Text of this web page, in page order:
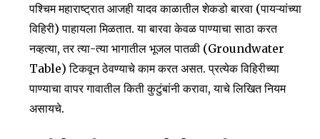
पश्चिम महाराष्ट्रात आजही यादव काळातील शेकडो बारवा (पायऱ्यांच्या
विहिरी) पाहायला मिळतात. या बारवा केवळ पाण्याचा साठा करत
नव्हत्या, तर त्या-त्या भागातील भूजल पातळी (Groundwater
Table) टिकवून ठेवण्याचे काम करत असत. प्रत्येक विहिरीच्या
पाण्याचा वापर गावातील किती कुटुंबांनी करावा, याचे लिखित नियम
असायचे.